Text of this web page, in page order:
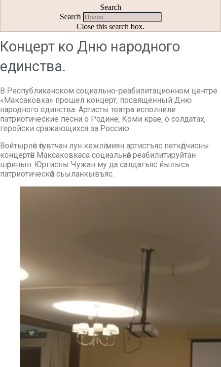
Search
Search
Close this search box.
Концерт ко Дню народного
единства.
В Республиканском социально-реабилитационном центре
«Максаковка» прошел концерт, посвященный Дню
народного единства. Артисты театра исполнили
патриотические песни о Родине, Коми крае, о солдатах,
геройски сражающихся за Россию.
Войтырлӧн ӧтувтчан лун кежлӧ миян артистъяс петкӧдчисны
концертӧн Максаковкаса социальнӧя реабилитируйтан
шӧринын. Юргисны Чужан му да салдатъяс йылысь
патриотическӧй сьыланкывъяс.